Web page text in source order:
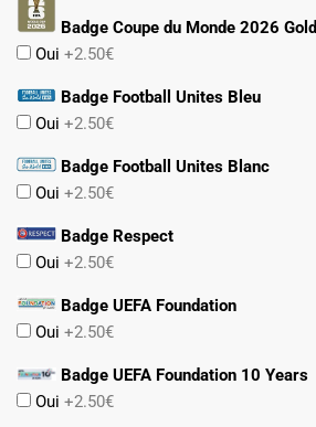
Badge Coupe du Monde 2026 Gold
Oui +2.50€
Badge Football Unites Bleu
Oui +2.50€
Badge Football Unites Blanc
Oui +2.50€
Badge Respect
Oui +2.50€
Badge UEFA Foundation
Oui +2.50€
Badge UEFA Foundation 10 Years
Oui +2.50€